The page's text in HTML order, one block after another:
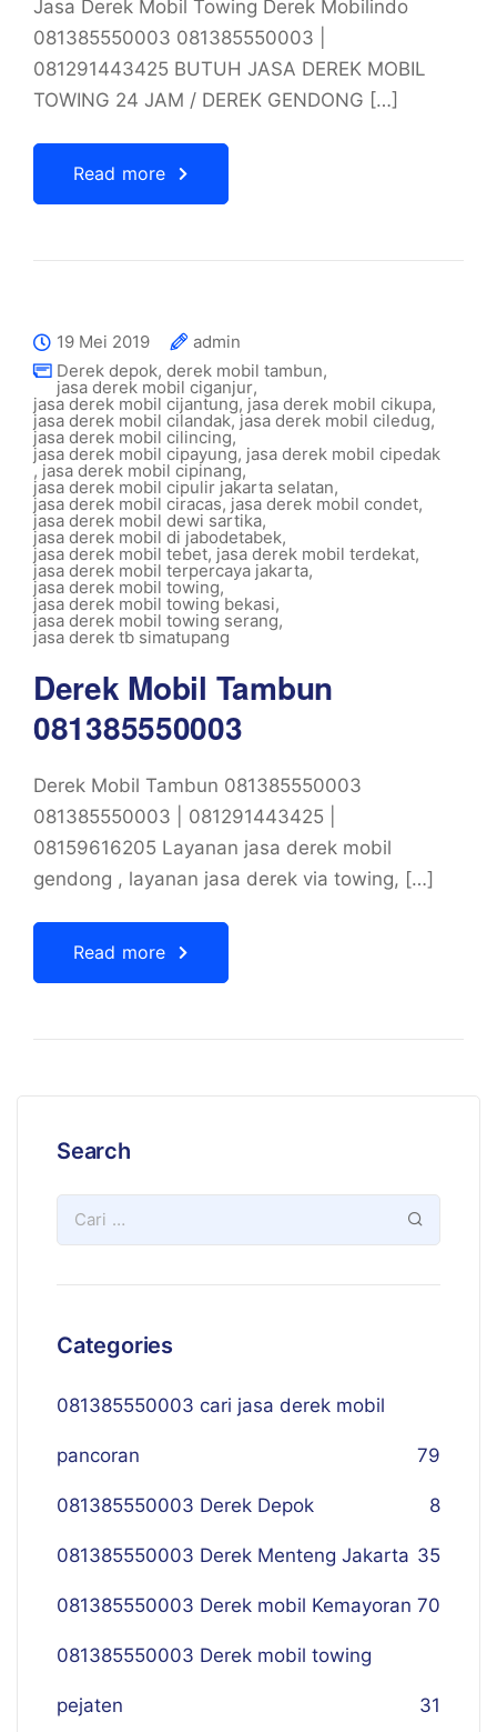
Jasa Derek Mobil Towing Derek Mobilindo
081385550003 081385550003 |
081291443425 BUTUH JASA DEREK MOBIL
TOWING 24 JAM / DEREK GENDONG […]
Read more
19 Mei 2019
admin
Derek depok, derek mobil tambun,
jasa derek mobil ciganjur,
jasa derek mobil cijantung, jasa derek mobil cikupa,
jasa derek mobil cilandak,jasa derek mobil ciledug,
jasa derek mobil cilincing,
jasa derek mobil cipayung, jasa derek mobil cipedak
, jasa derek mobil cipinang,
jasa derek mobil cipulir jakarta selatan,
jasa derek mobil ciracas, jasa derek mobil condet,
jasa derek mobil dewi sartika,
jasa derek mobil di jabodetabek,
jasa derek mobil tebet, jasa derek mobil terdekat,
jasa derek mobil terpercaya jakarta,
jasa derek mobil towing,
jasa derek mobil towing bekasi,
jasa derek mobil towing serang,
jasa derek tb simatupang
Derek Mobil Tambun
081385550003
Derek Mobil Tambun 081385550003
081385550003 | 081291443425 |
08159616205 Layanan jasa derek mobil
gendong , layanan jasa derek via towing, […]
Read more
Search
Categories
081385550003 cari jasa derek mobil
pancoran 79
081385550003 Derek Depok 8
081385550003 Derek Menteng Jakarta 35
081385550003 Derek mobil Kemayoran 70
081385550003 Derek mobil towing
pejaten 31